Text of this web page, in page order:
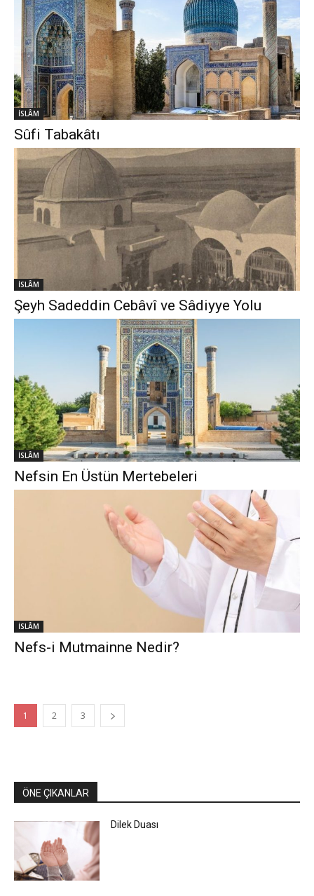
İSLÂM
Sûfi Tabakâtı
İSLÂM
Şeyh Sadeddin Cebâvî ve Sâdiyye Yolu
İSLÂM
Nefsin En Üstün Mertebeleri
İSLÂM
Nefs-i Mutmainne Nedir?
1 2 3
ÖNE ÇIKANLAR
Dilek Duası